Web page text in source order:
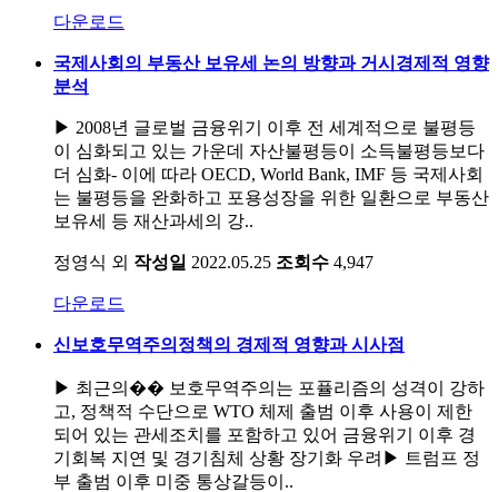
다운로드
국제사회의 부동산 보유세 논의 방향과 거시경제적 영향
분석
▶ 2008년 글로벌 금융위기 이후 전 세계적으로 불평등
이 심화되고 있는 가운데 자산불평등이 소득불평등보다
더 심화- 이에 따라 OECD, World Bank, IMF 등 국제사회
는 불평등을 완화하고 포용성장을 위한 일환으로 부동산
보유세 등 재산과세의 강..
정영식 외 작성일 2022.05.25 조회수 4,947
다운로드
신보호무역주의정책의 경제적 영향과 시사점
▶ 최근의�� 보호무역주의는 포퓰리즘의 성격이 강하
고, 정책적 수단으로 WTO 체제 출범 이후 사용이 제한
되어 있는 관세조치를 포함하고 있어 금융위기 이후 경
기회복 지연 및 경기침체 상황 장기화 우려▶ 트럼프 정
부 출범 이후 미중 통상갈등이..